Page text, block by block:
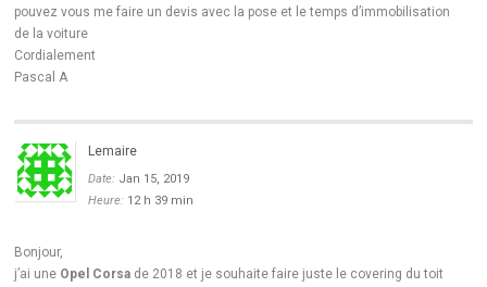
pouvez vous me faire un devis avec la pose et le temps d’immobilisation
de la voiture
Cordialement
Pascal A
Lemaire
Date: Jan 15, 2019
Heure: 12 h 39 min
Bonjour,
j’ai une Opel Corsa de 2018 et je souhaite faire juste le covering du toit